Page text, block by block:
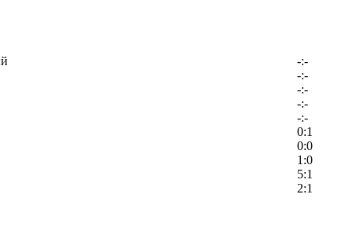
-:-
-:-
-:-
-:-
-:-
0:1
0:0
1:0
5:1
2:1